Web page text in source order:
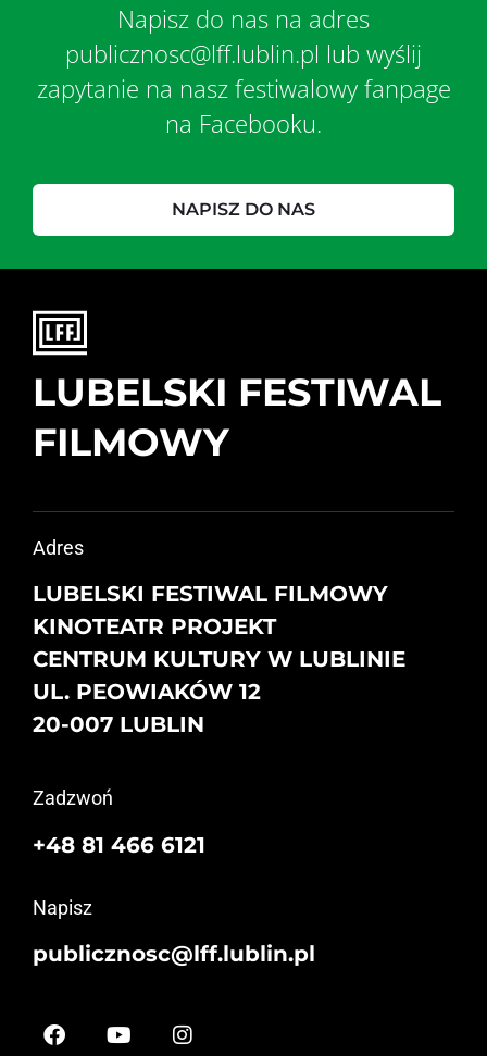
LUBELSKI FESTIWAL
FILMOWY
Adres
LUBELSKI FESTIWAL FILMOWY
KINOTEATR PROJEKT
CENTRUM KULTURY W LUBLINIE
UL. PEOWIAKÓW 12
20-007 LUBLIN
Zadzwoń
+48 81 466 6121
Napisz
publicznosc@lff.lublin.pl
Napisz do nas na adres
publicznosc@lff.lublin.pl lub wyślij
zapytanie na nasz festiwalowy fanpage
na Facebooku.
NAPISZ DO NAS